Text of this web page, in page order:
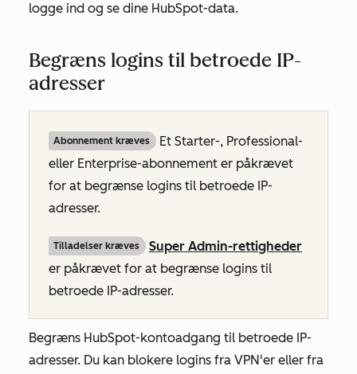
logge ind og se dine HubSpot-data.
Begræns logins til betroede IP-
adresser
Abonnement kræves Et Starter-, Professional-
eller Enterprise-abonnement er påkrævet
for at begrænse logins til betroede IP-
adresser.
Tilladelser kræves
Super Admin-rettigheder
er påkrævet for at begrænse logins til
betroede IP-adresser.
Begræns HubSpot-kontoadgang til betroede IP-
adresser. Du kan blokere logins fra VPN'er eller fra